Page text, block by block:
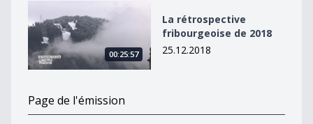
00:25:57
La rétrospective
fribourgeoise de 2018
25.12.2018
Page de l'émission